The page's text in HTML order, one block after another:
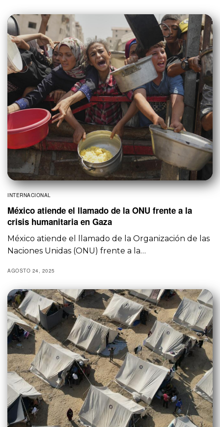
INTERNACIONAL
México atiende el llamado de la ONU frente a la
crisis humanitaria en Gaza
México atiende el llamado de la Organización de las
Naciones Unidas (ONU) frente a la…
AGOSTO 24, 2025